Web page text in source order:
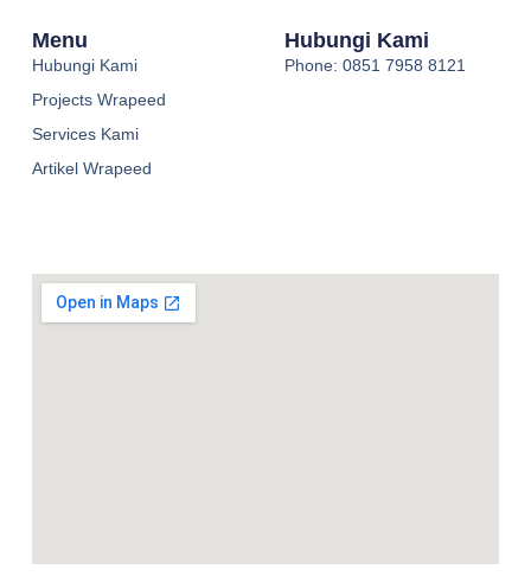
Menu
Hubungi Kami
Projects Wrapeed
Services Kami
Artikel Wrapeed
Hubungi Kami
Phone: 0851 7958 8121